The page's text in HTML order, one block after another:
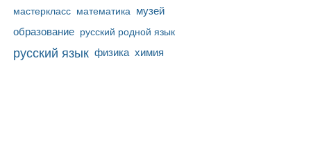
мастеркласс математика музей
образование русский родной язык
русский язык физика химия